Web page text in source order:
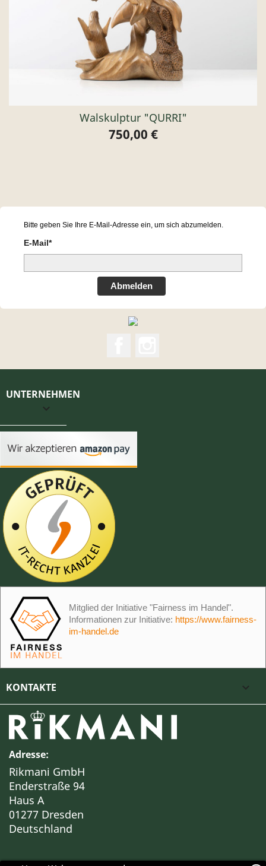
Walskulptur "QURRI"
Preis
750,00 €
Bitte geben Sie Ihre E-Mail-Adresse ein, um sich abzumelden.
E-Mail*
Abmelden
UNTERNEHMEN

Mitglied der Initiative "Fairness im Handel".
Informationen zur Initiative: https://www.fairness-
im-handel.de
KONTAKTE 
Adresse:
Rikmani GmbH
Enderstraße 94
Haus A
01277 Dresden
Deutschland